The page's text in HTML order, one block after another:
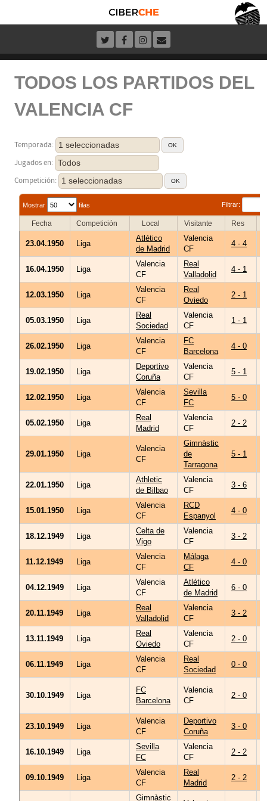
TODOS LOS PARTIDOS DEL
VALENCIA CF
Temporada: 1 seleccionadas
Jugados en: Todos
Competición: 1 seleccionadas
Mostrar filas Filtrar:
Fecha Competición Local Visitante Res
23.04.1950 Liga
Atlético
de Madrid
Valencia
CF
4 - 4
16.04.1950 Liga
Valencia
CF
Real
Valladolid
4 - 1
12.03.1950 Liga
Valencia
CF
Real
Oviedo
2 - 1
05.03.1950 Liga
Real
Sociedad
Valencia
CF
1 - 1
26.02.1950 Liga
Valencia
CF
FC
Barcelona
4 - 0
19.02.1950 Liga
Deportivo
Coruña
Valencia
CF
5 - 1
12.02.1950 Liga
Valencia
CF
Sevilla
FC
5 - 0
05.02.1950 Liga
Real
Madrid
Valencia
CF
2 - 2
29.01.1950 Liga
Valencia
CF
Gimnàstic
de
Tarragona
5 - 1
22.01.1950 Liga
Athletic
de Bilbao
Valencia
CF
3 - 6
15.01.1950 Liga
Valencia
CF
RCD
Espanyol
4 - 0
18.12.1949 Liga
Celta de
Vigo
Valencia
CF
3 - 2
11.12.1949 Liga
Valencia
CF
Málaga
CF
4 - 0
04.12.1949 Liga
Valencia
CF
Atlético
de Madrid
6 - 0
20.11.1949 Liga
Real
Valladolid
Valencia
CF
3 - 2
13.11.1949 Liga
Real
Oviedo
Valencia
CF
2 - 0
06.11.1949 Liga
Valencia
CF
Real
Sociedad
0 - 0
30.10.1949 Liga
FC
Barcelona
Valencia
CF
2 - 0
23.10.1949 Liga
Valencia
CF
Deportivo
Coruña
3 - 0
16.10.1949 Liga
Sevilla
FC
Valencia
CF
2 - 2
09.10.1949 Liga
Valencia
CF
Real
Madrid
2 - 2
Gimnàstic